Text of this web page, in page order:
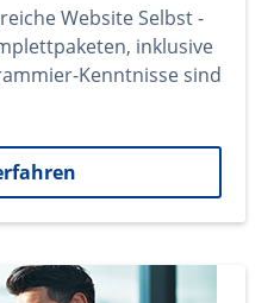
Website Selbst -
inklusive
Kenntnisse sind